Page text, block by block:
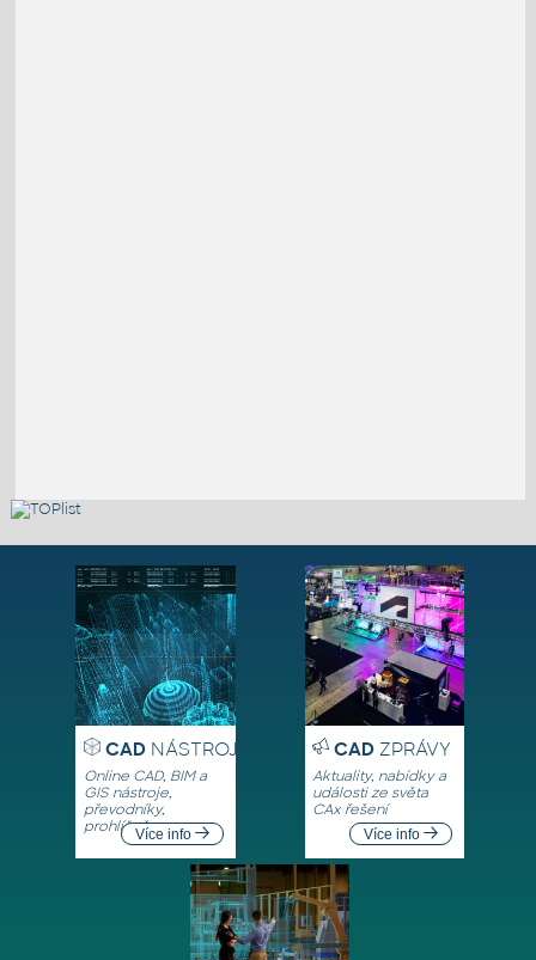
CADNÁSTROJE
Online CAD, BIM a
GIS nástroje,
převodníky,
prohlížečeVíce info
CADZPRÁVY
Aktuality, nabídky a
události ze světa
CAx řešení
Více info